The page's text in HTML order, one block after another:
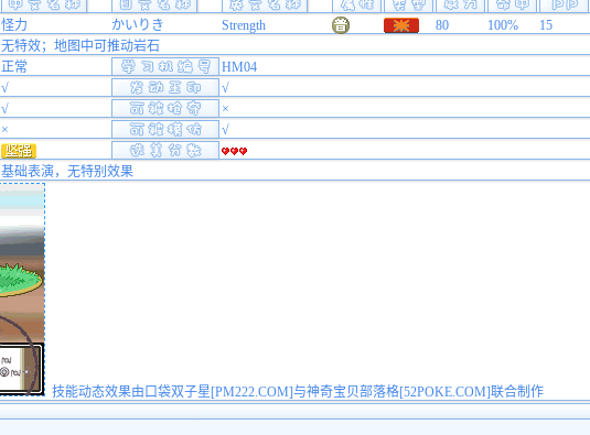
怪力 かいりき Strength 80 100% 15
无特效；地图中可推动岩石
正常
HM04
√
√
√
×
×
√
基础表演，无特别效果
技能动态效果由口袋双子星[PM222.COM]与神奇宝贝部落格[52POKE.COM]联合制作